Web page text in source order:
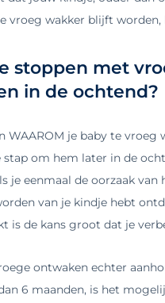
vroeg wakker blijft worden,
stoppen met
in de ochtend?
WAAROM je baby te vroeg
stap om hem later in de
je eenmaal de oorzaak van
van je kindje hebt
is de kans groot dat je
ontwaken echter
6 maanden, is het